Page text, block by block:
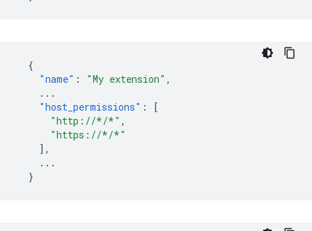
{
"name" : "My extension" ,
...
"host_permissions" :
[
"http://*/*" ,
"https://*/*"
],
...
}